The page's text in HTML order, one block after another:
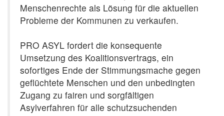
Menschenrechte als Lösung für die aktuellen
Probleme der Kommunen zu verkaufen.
PRO ASYL fordert die konsequente
Umsetzung des Koalitionsvertrags, ein
sofortiges Ende der Stimmungsmache gegen
geflüchtete Menschen und den unbedingten
Zugang zu fairen und sorgfältigen
Asylverfahren für alle schutzsuchenden